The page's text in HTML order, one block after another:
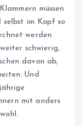
müssen
selbst im Kopf so
werden
schwierig,
davon ab,
Und
mit anders